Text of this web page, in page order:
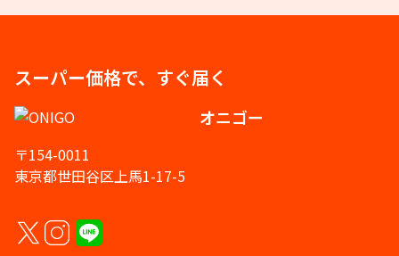
スーパー価格で、すぐ届く
オニゴー
〒154-0011
東京都世田谷区上馬1-17-5